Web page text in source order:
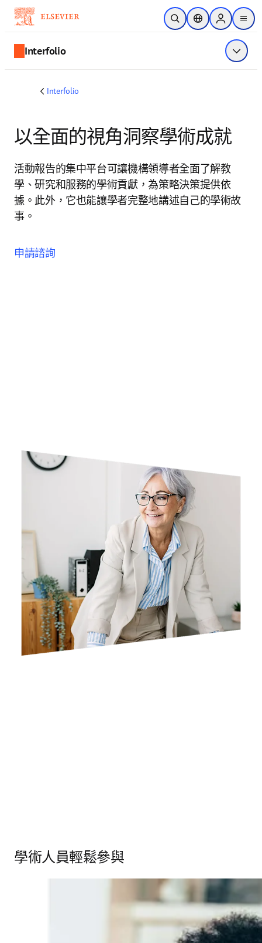
跳到主要內容
公開搜尋位置選擇器Sign in to
menu
Interfolio 顯示選
Interfolio
以全面的視角洞察學術成就
活動報告的集中平台可讓機構領導者全面了解教
學、研究和服務的學術貢獻，為策略決策提供依
據。此外，它也能讓學者完整地講述自己的學術故
事。
申請諮詢
學術人員輕鬆參與